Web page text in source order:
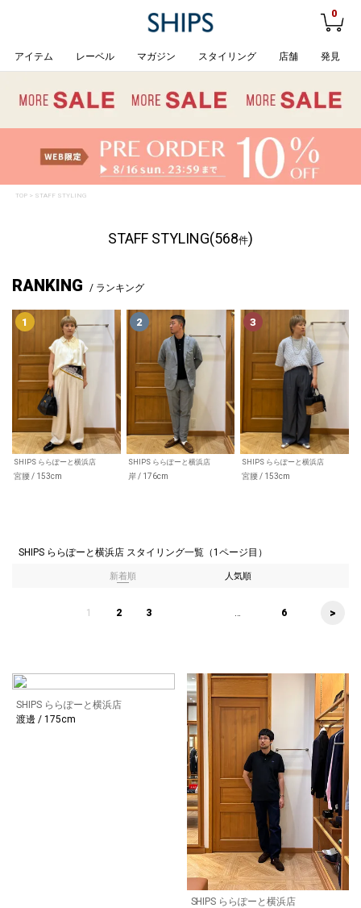
0
アイテム レーベル マガジン スタイリング 店舗 発見
TOP> STAFF STYLING
STAFF STYLING(568件)
RANKING / ランキング
SHIPS ららぽーと横浜店
宮腰 / 153cm
SHIPS ららぽーと横浜店
岸 / 176cm
SHIPS ららぽーと横浜店
宮腰 / 153cm
SHIPS ららぽーと横浜店 スタイリング一覧（1ページ目）
新着順 人気順
1 2 3 ... 6 >
SHIPS ららぽーと横浜店
渡邊 / 175cm
SHIPS ららぽーと横浜店